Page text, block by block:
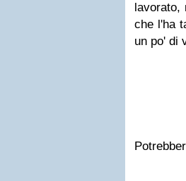
lavorato,
che l'ha
un po' di